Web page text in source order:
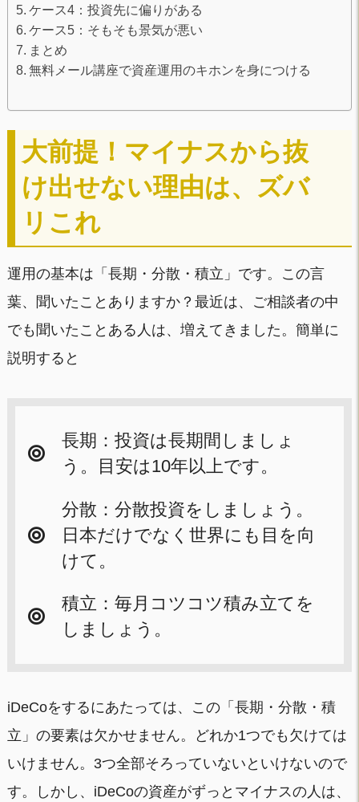
ケース4：投資先に偏りがある
ケース5：そもそも景気が悪い
まとめ
無料メール講座で資産運用のキホンを身につける
大前提！マイナスから抜
け出せない理由は、ズバ
リこれ
運用の基本は「長期・分散・積立」です。この言
葉、聞いたことありますか？最近は、ご相談者の中
でも聞いたことある人は、増えてきました。簡単に
説明すると
長期：投資は長期間しましょ
う。目安は10年以上です。
分散：分散投資をしましょう。
日本だけでなく世界にも目を向
けて。
積立：毎月コツコツ積み立てを
しましょう。
iDeCoをするにあたっては、この「長期・分散・積
立」の要素は欠かせません。どれか1つでも欠けては
いけません。3つ全部そろっていないといけないので
す。しかし、iDeCoの資産がずっとマイナスの人は、